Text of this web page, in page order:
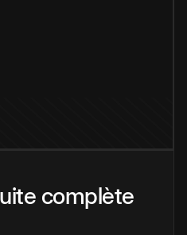
complète